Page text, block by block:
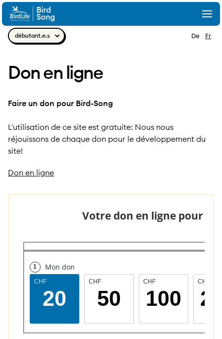
Aller au contenu
débutant.e.s
De Fr
Don en ligne
Faire un don pour Bird-Song
L'utilisation de ce site est gratuite: Nous nous
réjouissons de chaque don pour le développement du
site!
Don en ligne